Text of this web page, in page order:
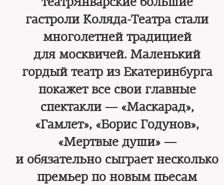
гастроли Коляда-Театра стали
многолетней традицией
для москвичей. Маленький
гордый театр из Екатеринбурга
покажет все свои главные
спектакли — «Маскарад»,
«Гамлет», «Борис Годунов»,
«Мертвые души» —
и обязательно сыграет несколько
премьер по новым пьесам